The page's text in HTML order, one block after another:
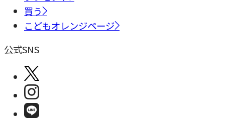
買う
こどもオレンジページ
公式SNS